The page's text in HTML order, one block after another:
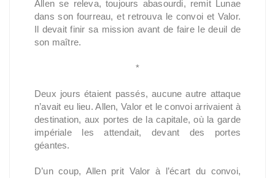
Allen se releva, toujours abasourdi, remit Lunae
dans son fourreau, et retrouva le convoi et Valor.
Il devait finir sa mission avant de faire le deuil de
son maître.
*
Deux jours étaient passés, aucune autre attaque
n’avait eu lieu. Allen, Valor et le convoi arrivaient à
destination, aux portes de la capitale, où la garde
impériale les attendait, devant des portes
géantes.
D’un coup, Allen prit Valor à l’écart du convoi,